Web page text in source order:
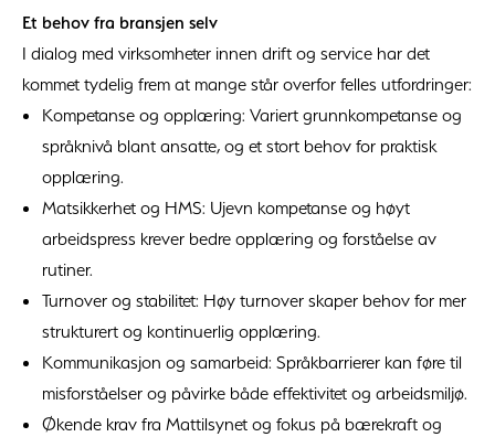
Et behov fra bransjen selv
I dialog med virksomheter innen drift og service har det
kommet tydelig frem at mange står overfor felles utfordringer:
Kompetanse og opplæring: Variert grunnkompetanse og
språknivå blant ansatte, og et stort behov for praktisk
opplæring.
Matsikkerhet og HMS: Ujevn kompetanse og høyt
arbeidspress krever bedre opplæring og forståelse av
rutiner.
Turnover og stabilitet: Høy turnover skaper behov for mer
strukturert og kontinuerlig opplæring.
Kommunikasjon og samarbeid: Språkbarrierer kan føre til
misforståelser og påvirke både effektivitet og arbeidsmiljø.
Økende krav fra Mattilsynet og fokus på bærekraft og